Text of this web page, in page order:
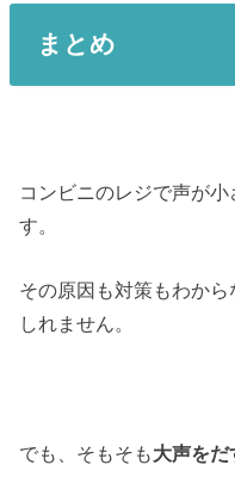
まとめ
コンビニのレジで声が
す。
その原因も対策もわか
しれません。
でも、そもそも大声をだ